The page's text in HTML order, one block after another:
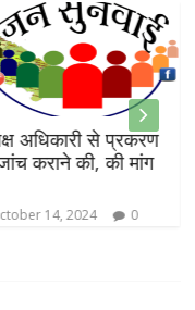
अधिकारी से प्रकरण
कराने की, की मांग
14, 2024 0